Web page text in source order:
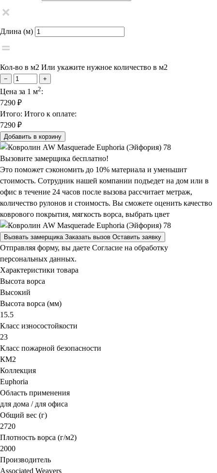
Длина (м)
Кол-во в м2 Или укажите нужное количество в м2
− +
Цена за 1 м2:
7290 ₽
Итого: Итого к оплате:
7290 ₽
Добавить в корзину
Вызовите замерщика бесплатно!
Это поможет сэкономить до 10% материала и уменьшит
стоимость. Сотрудник нашей компании подъедет на дом или в
офис в течение 24 часов после вызова рассчитает метраж,
количество рулонов и стоимость. Вы сможете оценить качество
коврового покрытия, мягкость ворса, выбрать цвет
Вызвать замерщика Заказать вызов Оставить заявку
Отправляя форму, вы даете Согласие на обработку
персональных данных.
Характеристики товара
Высота ворса
Высокий
Высота ворса (мм)
15.5
Класс износостойкости
23
Класс пожарной безопасности
КМ2
Коллекция
Euphoria
Область применения
для дома / для офиса
Общий вес (г)
2720
Плотность ворса (г/м2)
2000
Производитель
Associated Weavers